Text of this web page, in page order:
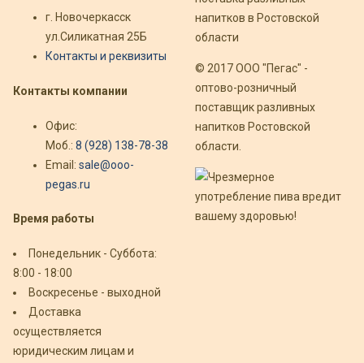
г. Новочеркасск
ул.Силикатная 25Б
Контакты и реквизиты
Контакты компании
Офис:
Моб.: 8 (928) 138-78-38
Email: sale@ooo-
pegas.ru
Время работы
Понедельник - Суббота:
8:00 - 18:00
Воскресенье - выходной
Доставка
осуществляется
юридическим лицам и
© 2017 ООО "Пегас" -
оптово-розничный
поставщик разливных
напитков Ростовской
области.